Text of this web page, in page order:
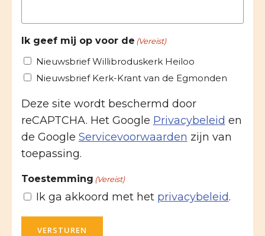
Ik geef mij op voor de (Vereist)
Nieuwsbrief Willibroduskerk Heiloo
Nieuwsbrief Kerk-Krant van de Egmonden
Deze site wordt beschermd door
reCAPTCHA. Het Google Privacybeleid en
de Google Servicevoorwaarden zijn van
toepassing.
Toestemming (Vereist)
Ik ga akkoord met het privacybeleid.
VERSTUREN